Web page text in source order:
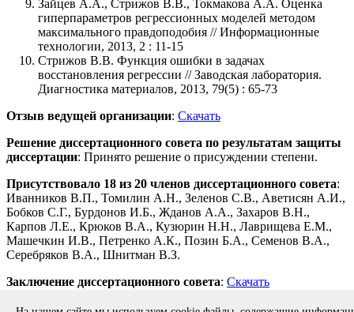
Зайцев А.А., Стрижов В.В., Токмакова А.А. Оценка
гиперпараметров регрессионных моделей методом
максимального правдоподобия // Информационные
технологии, 2013, 2 : 11-15
Стрижов В.В. Функция ошибки в задачах
восстановления регрессии // Заводская лаборатория.
Диагностика материалов, 2013, 79(5) : 65-73
Отзыв ведущей организации: Скачать
Решение диссертационного совета по результатам защиты
диссертации: Принято решение о присуждении степени.
Присутствовало 18 из 20 членов диссертационного совета:
Иванников В.П., Томилин А.Н., Зеленов С.В., Аветисян А.И.,
Бобков С.Г., Бурдонов И.Б., Жданов А.А., Захаров В.Н.,
Карпов Л.Е., Крюков В.А., Кузюрин Н.Н., Лаврищева Е.М.,
Машечкин И.В., Петренко А.К., Позин Б.А., Семенов В.А.,
Серебряков В.А., Шнитман В.З.
Заключение диссертационного совета: Скачать
Copyright © 1994-2026 ИСП РАН. 109004, г. Москва, ул. А.